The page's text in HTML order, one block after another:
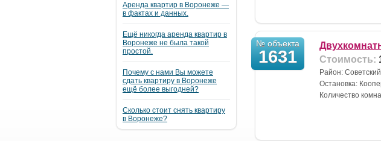
Аренда квартир в Воронеже —
в фактах и данных.
Ещё никогда аренда квартир в
Воронеже не была такой
простой.
Почему с нами Вы можете
сдать квартиру в Воронеже
ещё более выгодней?
Сколько стоит снять квартиру
в Воронеже?
№ объекта
1631
Стоимость:
Район:
Остановка:
Количество